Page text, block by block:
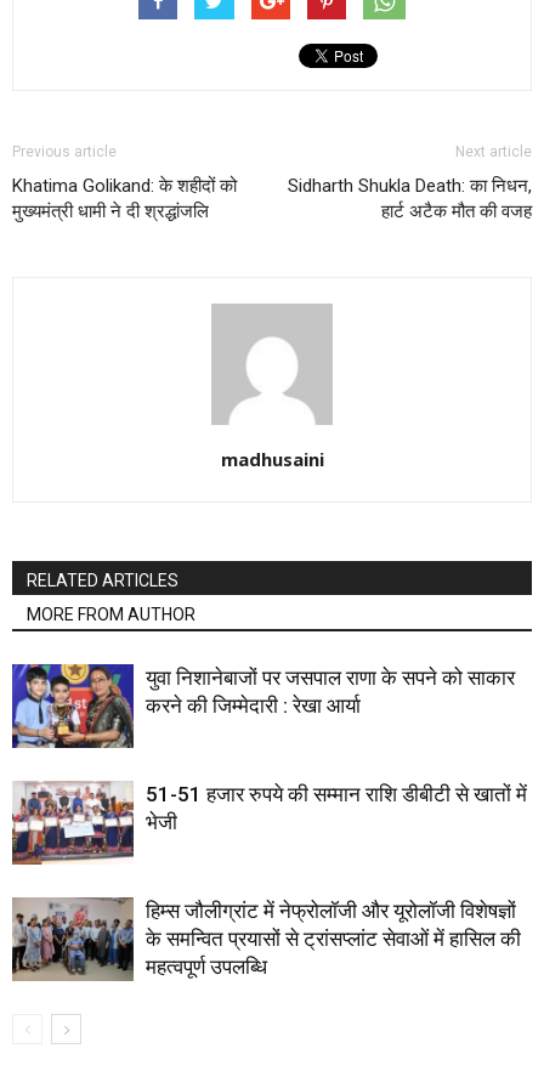
Previous article
Khatima Golikand: के शहीदों को
मुख्यमंत्री धामी ने दी श्रद्धांजलि
Next article
Sidharth Shukla Death: का निधन,
हार्ट अटैक मौत की वजह
madhusaini
RELATED ARTICLES
MORE FROM AUTHOR
युवा निशानेबाजों पर जसपाल राणा के सपने को साकार
करने की जिम्मेदारी : रेखा आर्या
51-51 हजार रुपये की सम्मान राशि डीबीटी से खातों में
भेजी
हिम्स जौलीग्रांट में नेफ्रोलॉजी और यूरोलॉजी विशेषज्ञों
के समन्वित प्रयासों से ट्रांसप्लांट सेवाओं में हासिल की
महत्वपूर्ण उपलब्धि